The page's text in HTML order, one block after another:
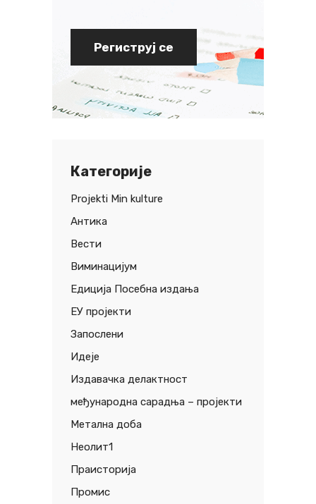
Категорије
Projekti Min kulture
Антика
Вести
Виминацијум
Едиција Посебна издања
ЕУ пројекти
Запослени
Идеје
Издавачка делактност
међународна сарадња – пројекти
Метална доба
Неолит1
Праисторија
Промис